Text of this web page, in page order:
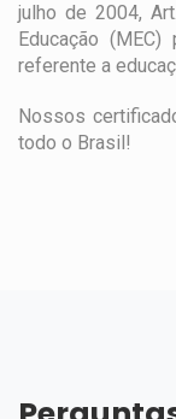
julho de 2004,
Educação
referente a
Nossos
todo o Brasil!